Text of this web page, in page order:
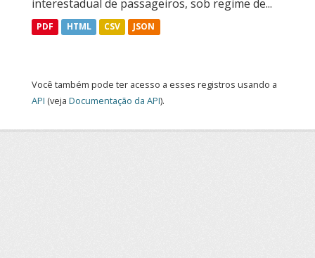
interestadual de passageiros, sob regime de...
PDF HTML CSV JSON
Você também pode ter acesso a esses registros usando a
API (veja Documentação da API).